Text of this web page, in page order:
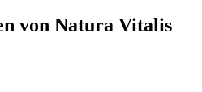
von Natura Vitalis